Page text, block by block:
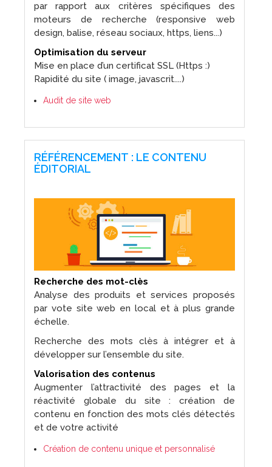
par rapport aux critères spécifiques des
moteurs de recherche (responsive web
design, balise, réseau sociaux, https, liens...)
Optimisation du serveur
Mise en place d’un certificat SSL (Https :)
Rapidité du site ( image, javascrit....)
Audit de site web
RÉFÉRENCEMENT : LE CONTENU
ÉDITORIAL
Recherche des mot-clès
Analyse des produits et services proposés
par vote site web en local et à plus grande
échelle.
Recherche des mots clès à intégrer et à
développer sur l’ensemble du site.
Valorisation des contenus
Augmenter l’attractivité des pages et la
réactivité globale du site : création de
contenu en fonction des mots clés détectés
et de votre activité
Création de contenu unique et personnalisé